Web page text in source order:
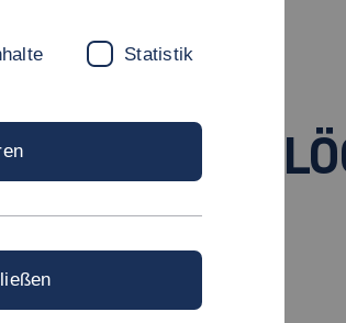
CLEMENS
Statistik